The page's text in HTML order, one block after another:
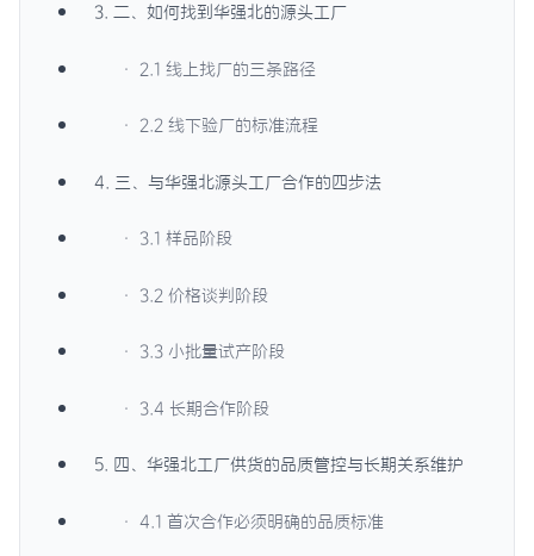
3. 二、如何找到华强北的源头工厂
· 2.1 线上找厂的三条路径
· 2.2 线下验厂的标准流程
4. 三、与华强北源头工厂合作的四步法
· 3.1 样品阶段
· 3.2 价格谈判阶段
· 3.3 小批量试产阶段
· 3.4 长期合作阶段
5. 四、华强北工厂供货的品质管控与长期关系维护
· 4.1 首次合作必须明确的品质标准